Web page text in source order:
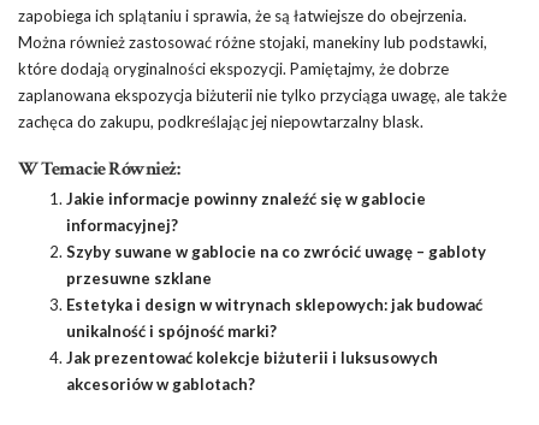
zapobiega ich splątaniu i sprawia, że są łatwiejsze do obejrzenia.
Można również zastosować różne stojaki, manekiny lub podstawki,
które dodają oryginalności ekspozycji. Pamiętajmy, że dobrze
zaplanowana ekspozycja biżuterii nie tylko przyciąga uwagę, ale także
zachęca do zakupu, podkreślając jej niepowtarzalny blask.
W Temacie Również:
Jakie informacje powinny znaleźć się w gablocie
informacyjnej?
Szyby suwane w gablocie na co zwrócić uwagę – gabloty
przesuwne szklane
Estetyka i design w witrynach sklepowych: jak budować
unikalność i spójność marki?
Jak prezentować kolekcje biżuterii i luksusowych
akcesoriów w gablotach?